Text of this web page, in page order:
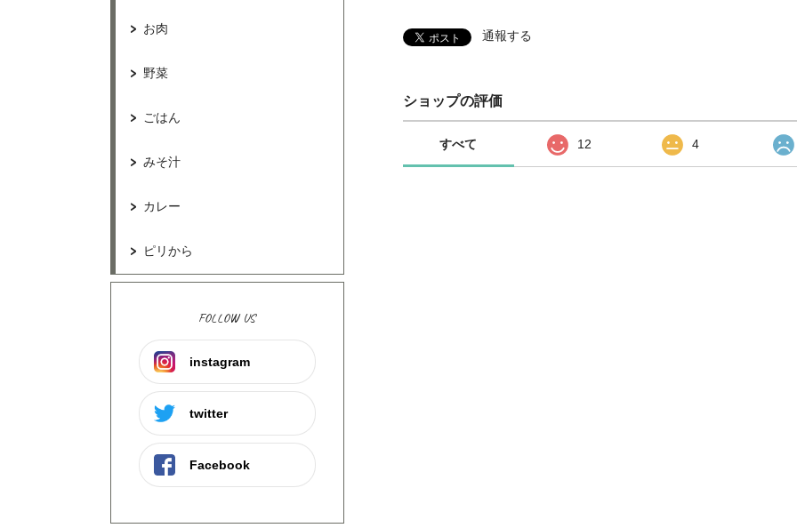
お肉
野菜
ごはん
みそ汁
カレー
ピリから
FOLLOW US
instagram
twitter
Facebook
通報する
ショップの評価
すべて 12 4